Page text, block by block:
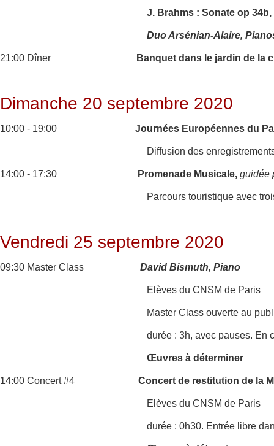
J. Brahms : Sonate op
Duo Arsénian-Alaire,
21:00 Dîner Banquet dans le jardin de la
Dimanche 20 septembre 2020
10:00 - 19:00 Journées Européennes du
Diffusion des
14:00 - 17:30 Promenade Musicale, guidée
Parcours touristique avec
Vendredi 25 septembre 2020
09:30 Master Class David Bismuth, Piano
Elèves du CNSM de Paris
Master Class ouverte au
durée : 3h, avec pauses. En
Œuvres à déterminer
14:00 Concert #4 Concert de restitution de la
Elèves du CNSM de Paris
durée : 0h30. Entrée libre